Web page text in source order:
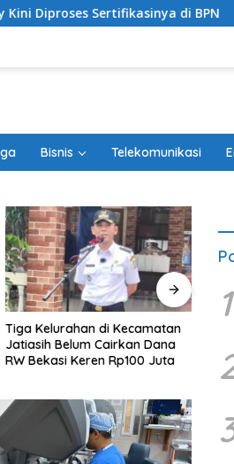
di BPN Tiga
Bisnis Telekomunikasi
Taklukkan Persib Bandung di
Adu Penalti, Persebaya
Surabaya Juara Piala
1